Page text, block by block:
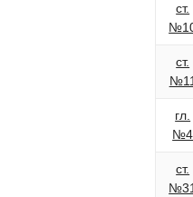
ст.
ст.
гл.
№4
ст.